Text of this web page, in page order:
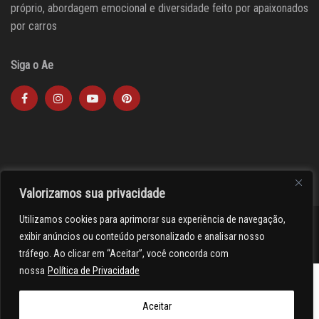
Valorizamos sua privacidade
Utilizamos cookies para aprimorar sua experiência de navegação,
exibir anúncios ou conteúdo personalizado e analisar nosso
tráfego. Ao clicar em “Aceitar”, você concorda com
nossa Política de Privacidade
Aceitar
próprio, abordagem emocional e diversidade feito por apaixonados
por carros
Siga o Ae
><(((º> 17